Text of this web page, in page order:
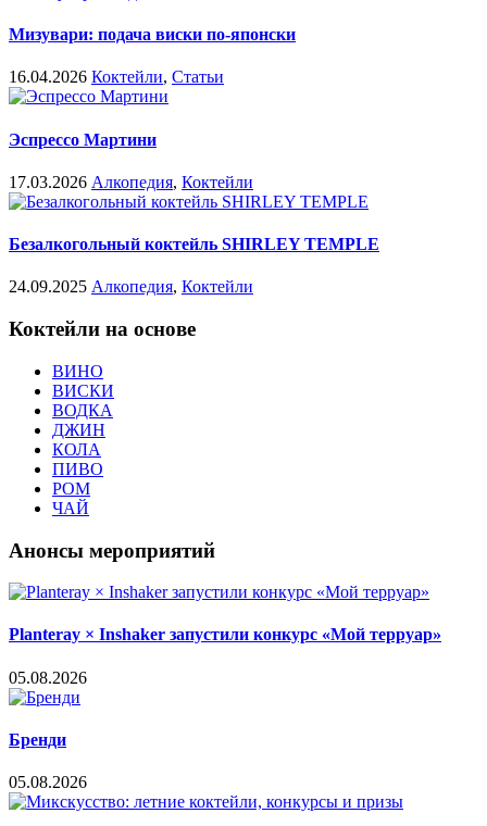
Мизувари: подача виски по-японски
16.04.2026 Коктейли, Статьи
Эспрессо Мартини
17.03.2026 Алкопедия, Коктейли
Безалкогольный коктейль SHIRLEY TEMPLE
24.09.2025 Алкопедия, Коктейли
Коктейли на основе
ВИНО
ВИСКИ
ВОДКА
ДЖИН
КОЛА
ПИВО
РОМ
ЧАЙ
Анонсы мероприятий
Planteray × Inshaker запустили конкурс «Мой терруар»
05.08.2026
Бренди
05.08.2026